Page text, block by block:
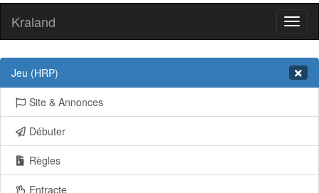
Kraland
Jeu (HRP)
Site & Annonces
Débuter
Règles
Entracte